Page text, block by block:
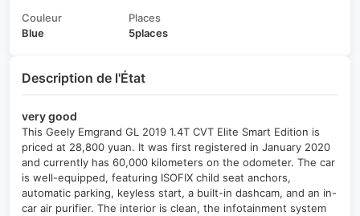
Couleur
Blue
Places
5places
Description de l'État
very good
This Geely Emgrand GL 2019 1.4T CVT Elite Smart Edition is
priced at 28,800 yuan. It was first registered in January 2020
and currently has 60,000 kilometers on the odometer. The car
is well-equipped, featuring ISOFIX child seat anchors,
automatic parking, keyless start, a built-in dashcam, and an in-
car air purifier. The interior is clean, the infotainment system